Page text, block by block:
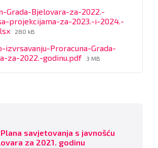
Grada-Bjelovara-za-2022.-
projekcijama-za-2023.-i-2024.-
File
280 kB
izvrsavanju-Proracuna-Grada-
za-2022.-godinu.pdf File
3 MB
savjetovanja s javnošću
za 2021. godinu